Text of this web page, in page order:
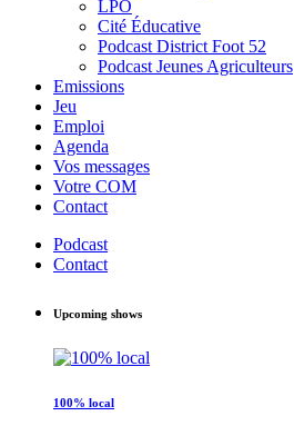
LPO
Cité Éducative
Podcast District Foot 52
Podcast Jeunes Agriculteurs
Emissions
Jeu
Emploi
Agenda
Vos messages
Votre COM
Contact
Podcast
Contact
Upcoming shows
100% local